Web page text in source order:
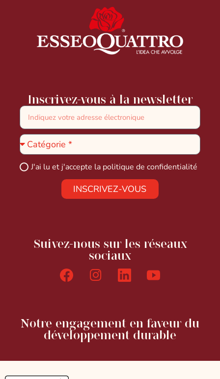
Inscrivez-vous à la newsletter
J'ai lu et j'accepte la politique de confidentialité
INSCRIVEZ-VOUS
Suivez-nous sur les réseaux
sociaux
Notre engagement en faveur du
développement durable